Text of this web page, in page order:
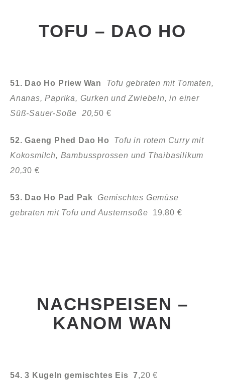
TOFU – DAO HO
51. Dao Ho Priew Wan Tofu gebraten mit Tomaten,
Ananas, Paprika, Gurken und Zwiebeln, in einer
Süß-Sauer-Soße 20,50 €
52. Gaeng Phed Dao Ho Tofu in rotem Curry mit
Kokosmilch, Bambussprossen und Thaibasilikum
20,30 €
53. Dao Ho Pad Pak Gemischtes Gemüse
gebraten mit Tofu und Austernsoße 19,80 €
NACHSPEISEN –
KANOM WAN
54. 3 Kugeln gemischtes Eis 7,20 €